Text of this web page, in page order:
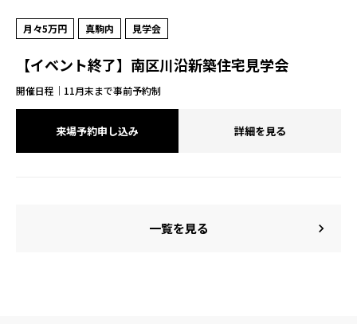
月々5万円 真駒内 見学会
【イベント終了】南区川沿新築住宅見学会
開催日程｜11月末まで事前予約制
来場予約申し込み 詳細を見る
一覧を見る chevron_right